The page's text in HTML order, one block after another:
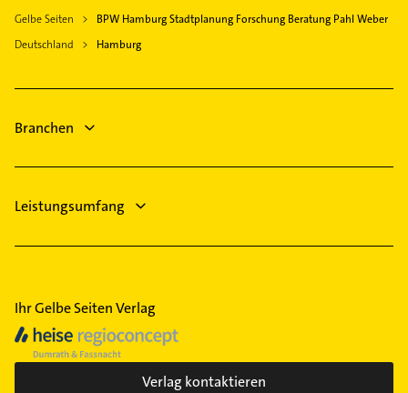
Kontaktmöglichkeiten wie Adresse oder Mail in
unserem Kontaktdaten-Bereich auswählen. Hier
Gelbe Seiten
BPW Hamburg Stadtplanung Forschung Beratung Pahl Weber
Deutschland
Hamburg
Branchen
Leistungsumfang
Ihr Gelbe Seiten Verlag
Verlag kontaktieren